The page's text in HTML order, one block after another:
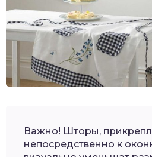
Важно! Шторы,
непосредственно к